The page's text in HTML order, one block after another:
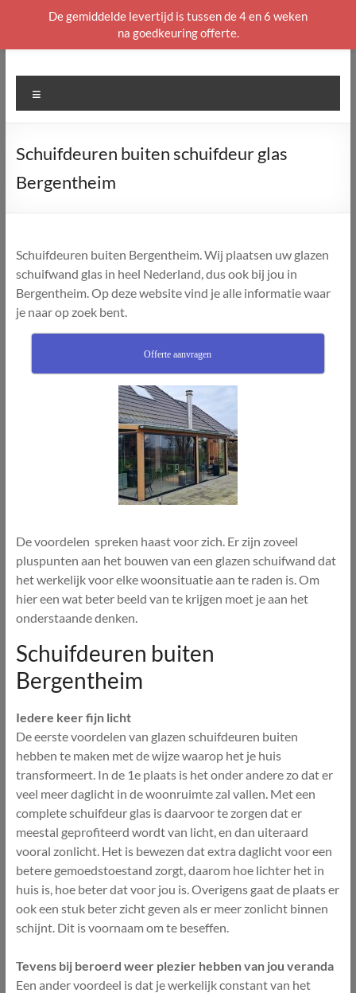
naar
Schuifdeuren buiten schuifdeur glas
Bergentheim
Schuifdeuren buiten Bergentheim. Wij plaatsen uw glazen
schuifwand glas in heel Nederland, dus ook bij jou in
Bergentheim. Op deze website vind je alle informatie waar
je naar op zoek bent.
Offerte aanvragen
De voordelen spreken haast voor zich. Er zijn zoveel
pluspunten aan het bouwen van een glazen schuifwand dat
het werkelijk voor elke woonsituatie aan te raden is. Om
hier een wat beter beeld van te krijgen moet je aan het
onderstaande denken.
Schuifdeuren buiten
Bergentheim
Iedere keer fijn licht
De eerste voordelen van glazen schuifdeuren buiten
hebben te maken met de wijze waarop het je huis
transformeert. In de 1e plaats is het onder andere zo dat er
veel meer daglicht in de woonruimte zal vallen. Met een
complete schuifdeur glas is daarvoor te zorgen dat er
meestal geprofiteerd wordt van licht, en dan uiteraard
vooral zonlicht. Het is bewezen dat extra daglicht voor een
betere gemoedstoestand zorgt, daarom hoe lichter het in
huis is, hoe beter dat voor jou is. Overigens gaat de plaats er
ook een stuk beter zicht geven als er meer zonlicht binnen
schijnt. Dit is voornaam om te beseffen.
Tevens bij beroerd weer plezier hebben van jou veranda
Een ander voordeel is dat je werkelijk constant van het
De gemiddelde levertijd is tussen de 4 en 6 weken
na goedkeuring offerte.